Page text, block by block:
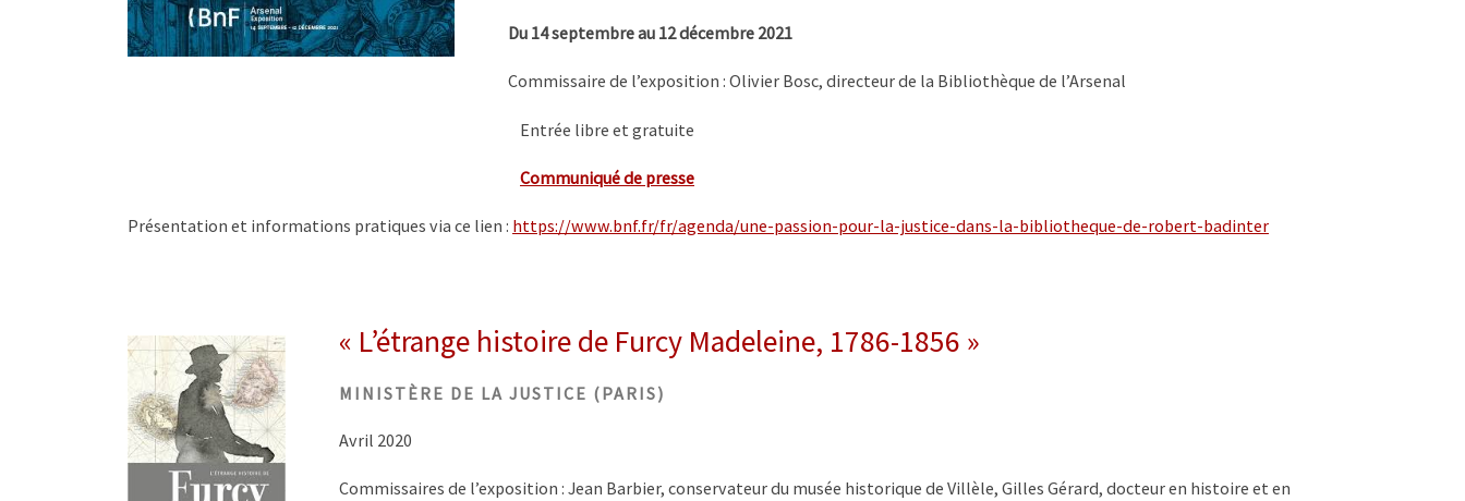
Du 14 septembre au 12 décembre 2021
Commissaire de l’exposition : Olivier Bosc, directeur de la Bibliothèque de l’Arsenal
Entrée libre et gratuite
Communiqué de presse
Présentation et informations pratiques via ce lien : https://www.bnf.fr/fr/agenda/une-passion-pour-la-justice-dans-la-bibliotheque-de-robert-badinter
« L’étrange histoire de Furcy Madeleine, 1786-1856 »
MINISTÈRE DE LA JUSTICE (PARIS)
Avril 2020
Commissaires de l’exposition : Jean Barbier, conservateur du musée historique de Villèle, Gilles Gérard, docteur en histoire et en